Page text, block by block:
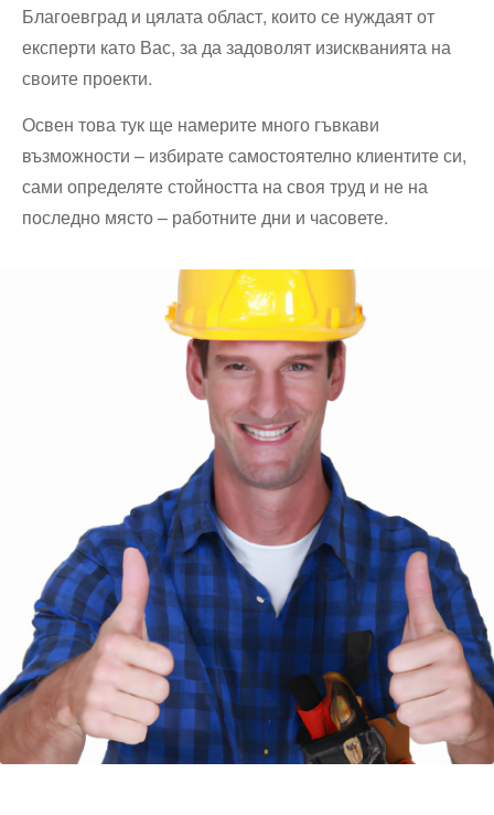
Благоевград и цялата област, които се нуждаят от
експерти като Вас, за да задоволят изискванията на
своите проекти.
Освен това тук ще намерите много гъвкави
възможности – избирате самостоятелно клиентите си,
сами определяте стойността на своя труд и не на
последно място – работните дни и часовете.